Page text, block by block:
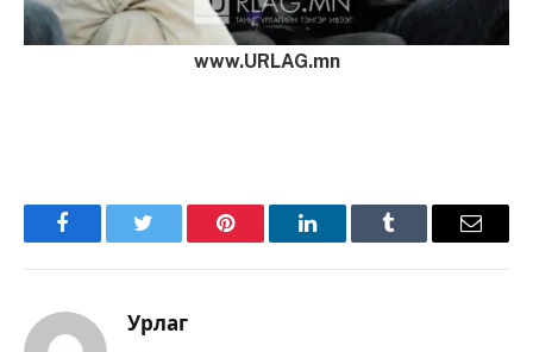
www.URLAG.mn
FacebookTwitter Pinterest LinkedInTumblr Имэйл
Урлаг